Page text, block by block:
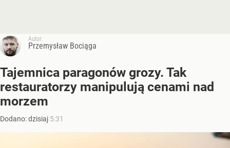
Autor:
Przemysław Bociąga
Tajemnica paragonów grozy. Tak
restauratorzy manipulują cenami nad
morzem
Dodano:dzisiaj 5:31